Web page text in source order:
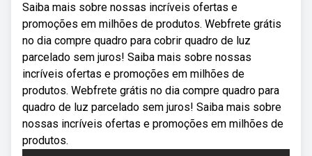
Saiba mais sobre nossas incríveis ofertas e
promoções em milhões de produtos. Webfrete grátis
no dia compre quadro para cobrir quadro de luz
parcelado sem juros! Saiba mais sobre nossas
incríveis ofertas e promoções em milhões de
produtos. Webfrete grátis no dia compre quadro para
quadro de luz parcelado sem juros! Saiba mais sobre
nossas incríveis ofertas e promoções em milhões de
produtos.